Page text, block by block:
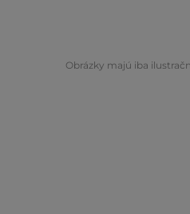
Obrázky majú iba